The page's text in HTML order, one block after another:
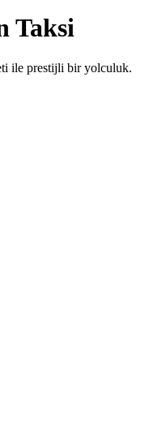
Taksi
ile prestijli bir yolculuk.